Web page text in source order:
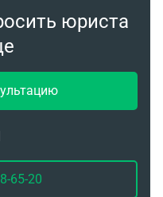
юриста
65-20